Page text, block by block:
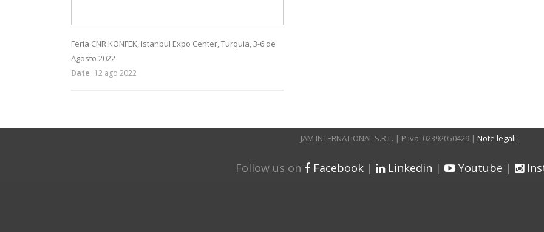
Feria CNR KONFEK, Istanbul Expo Center, Turquia, 3-6 de
Agosto 2022
Date 12 ago 2022
JAM INTERNATIONAL S.R.L. | P.iva: 02392050429 | Note legali
Follow us on Facebook | Linkedin | Youtube |